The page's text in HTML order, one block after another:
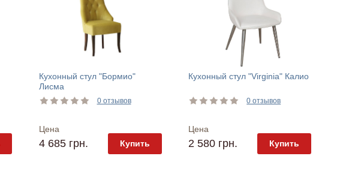
Кухонный стул "Бормио"
Лисма
0 отзывов
Цена
4 685 грн. Купить
Кухонный стул "Virginia" Калио
0 отзывов
Цена
2 580 грн. Купить